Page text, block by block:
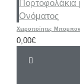
0,00€